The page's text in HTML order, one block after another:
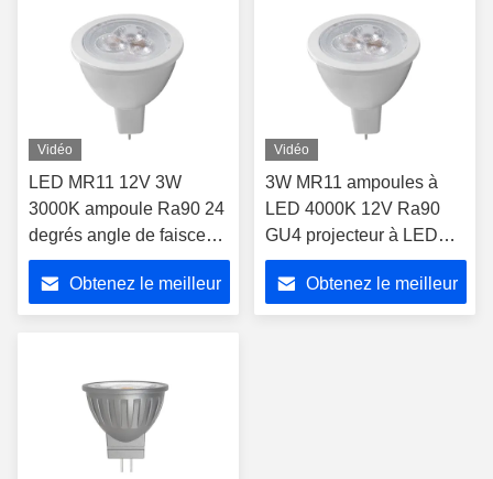
Vidéo
LED MR11 12V 3W
3000K ampoule Ra90 24
degrés angle de faisceau
projecteur LED atténuée
Obtenez le meilleur
Vidéo
3W MR11 ampoules à
LED 4000K 12V Ra90
GU4 projecteur à LED
atténuable 24 degrés
angle de rayon
Obtenez le meilleur